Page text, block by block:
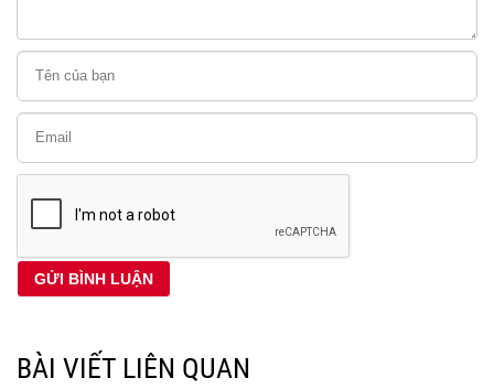
BÀI VIẾT LIÊN QUAN